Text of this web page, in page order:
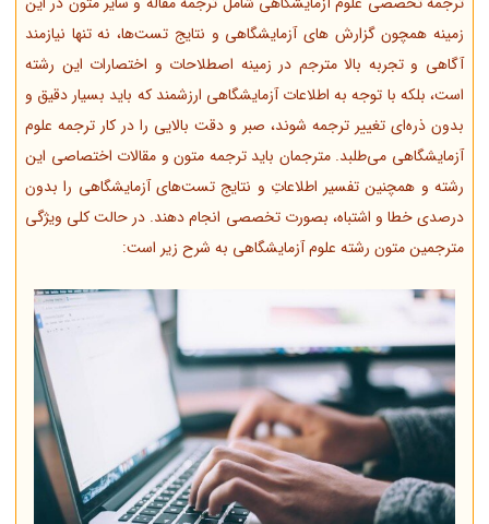
زمینه همچون گزارش های آزمایشگاهی و نتایج تست‌ها، نه تنها نیازمند
آگاهی و تجربه بالا مترجم در زمینه اصطلاحات و اختصارات این رشته
است، بلکه با توجه به اطلاعات آزمایشگاهی ارزشمند که باید بسیار دقیق و
بدون ذره‌ای تغییر ترجمه شوند، صبر و دقت بالایی را در کار ترجمه علوم
آزمایشگاهی می‌طلبد. مترجمان باید ترجمه متون و مقالات اختصاصی این
رشته و همچنین تفسیر اطلاعاتِ و نتایج تست‌های آزمایشگاهی را بدون
درصدی خطا و اشتباه، بصورت تخصصی انجام دهند. در حالت کلی ویژگی
مترجمین متون رشته علوم آزمایشگاهی به شرح زیر است: